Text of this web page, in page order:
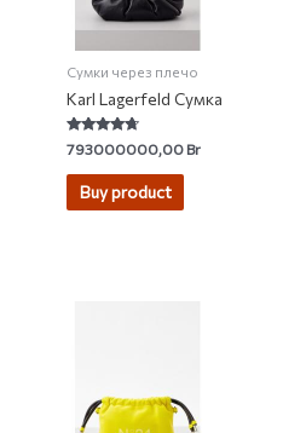
Сумки через плечо
Karl Lagerfeld Сумка
Rated
4.50
out of 5
793000000,00Br
Buy product